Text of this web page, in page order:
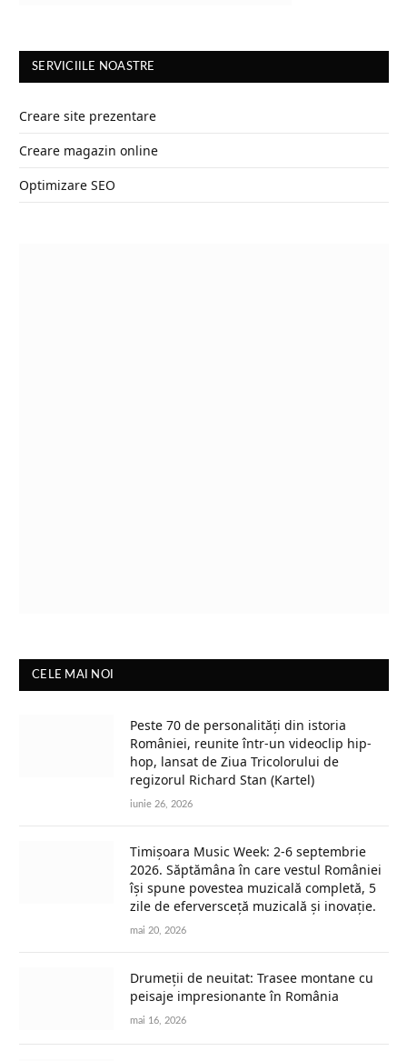
SERVICIILE NOASTRE
Creare site prezentare
Creare magazin online
Optimizare SEO
CELE MAI NOI
Peste 70 de personalități din istoria
României, reunite într-un videoclip hip-
hop, lansat de Ziua Tricolorului de
regizorul Richard Stan (Kartel)
iunie 26, 2026
Timișoara Music Week: 2-6 septembrie
2026. Săptămâna în care vestul României
își spune povestea muzicală completă, 5
zile de eferversceță muzicală și inovație.
mai 20, 2026
Drumeții de neuitat: Trasee montane cu
peisaje impresionante în România
mai 16, 2026